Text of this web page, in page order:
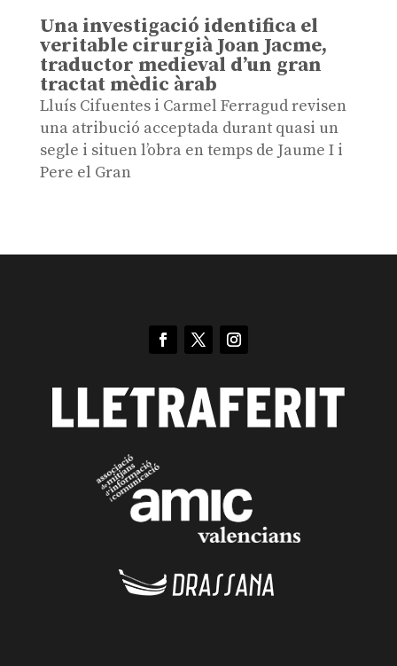
Una investigació identifica el
veritable cirurgià Joan Jacme,
traductor medieval d’un gran
tractat mèdic àrab
Lluís Cifuentes i Carmel Ferragud revisen
una atribució acceptada durant quasi un
segle i situen l’obra en temps de Jaume I i
Pere el Gran